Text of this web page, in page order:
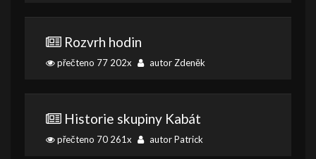
Rozvrh hodin
přečteno 77 202x autor Zdeněk
Historie skupiny Kabát
přečteno 70 261x autor Patrick